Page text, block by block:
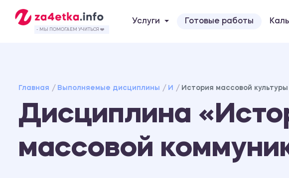
- МЫ ПОМОГАЕМ УЧИТЬСЯ ❤️
Услуги Готовые работы
Главная Выполняемые дисциплины И История массовой
Дисциплина
массовой